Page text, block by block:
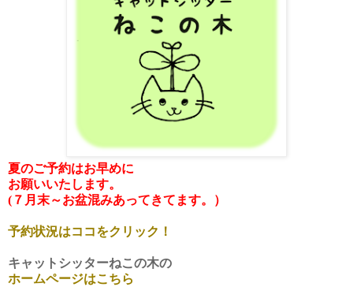
夏のご予約はお早めに
お願いいたします。
(７月末～お盆混みあってきてます。）
予約状況はココをクリック！
キャットシッターねこの木の
ホームページはこちら